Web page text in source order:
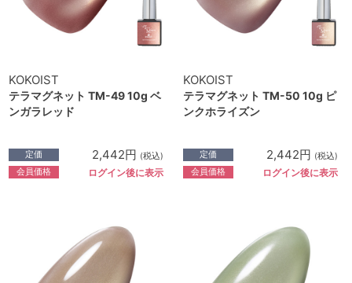
KOKOIST
テラマグネット TM-49 10g ベ
ンガラレッド
定価 2,442円 (税込)
会員価格 ログイン後に表示
KOKOIST
テラマグネット TM-50 10g ピ
ンクホライズン
定価 2,442円 (税込)
会員価格 ログイン後に表示